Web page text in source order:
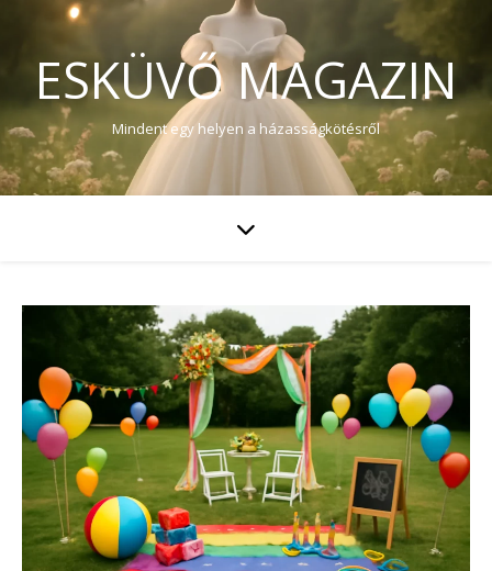
ESKÜVŐ MAGAZIN
Mindent egy helyen a házasságkötésről